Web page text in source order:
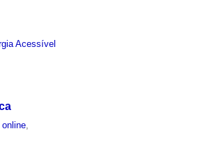
Acessível
online